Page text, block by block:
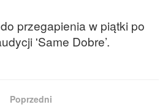
przegapienia w piątki po
'Same Dobre’.
Poprzedni